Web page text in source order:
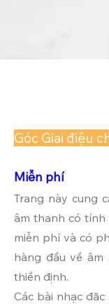
Góc Giai điệu
Miễn phí
Trang này cung
âm thanh có tính
miễn phí và có
hàng đầu về âm
thiền định.
Các bài nhạc